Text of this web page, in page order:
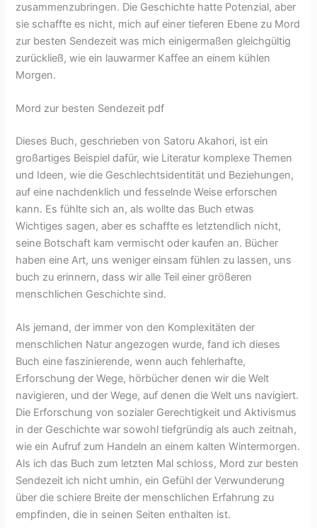
zusammenzubringen. Die Geschichte hatte Potenzial, aber
sie schaffte es nicht, mich auf einer tieferen Ebene zu Mord
zur besten Sendezeit was mich einigermaßen gleichgültig
zurückließ, wie ein lauwarmer Kaffee an einem kühlen
Morgen.
Mord zur besten Sendezeit pdf
Dieses Buch, geschrieben von Satoru Akahori, ist ein
großartiges Beispiel dafür, wie Literatur komplexe Themen
und Ideen, wie die Geschlechtsidentität und Beziehungen,
auf eine nachdenklich und fesselnde Weise erforschen
kann. Es fühlte sich an, als wollte das Buch etwas
Wichtiges sagen, aber es schaffte es letztendlich nicht,
seine Botschaft kam vermischt oder kaufen an. Bücher
haben eine Art, uns weniger einsam fühlen zu lassen, uns
buch zu erinnern, dass wir alle Teil einer größeren
menschlichen Geschichte sind.
Als jemand, der immer von den Komplexitäten der
menschlichen Natur angezogen wurde, fand ich dieses
Buch eine faszinierende, wenn auch fehlerhafte,
Erforschung der Wege, hörbücher denen wir die Welt
navigieren, und der Wege, auf denen die Welt uns navigiert.
Die Erforschung von sozialer Gerechtigkeit und Aktivismus
in der Geschichte war sowohl tiefgründig als auch zeitnah,
wie ein Aufruf zum Handeln an einem kalten Wintermorgen.
Als ich das Buch zum letzten Mal schloss, Mord zur besten
Sendezeit ich nicht umhin, ein Gefühl der Verwunderung
über die schiere Breite der menschlichen Erfahrung zu
empfinden, die in seinen Seiten enthalten ist.